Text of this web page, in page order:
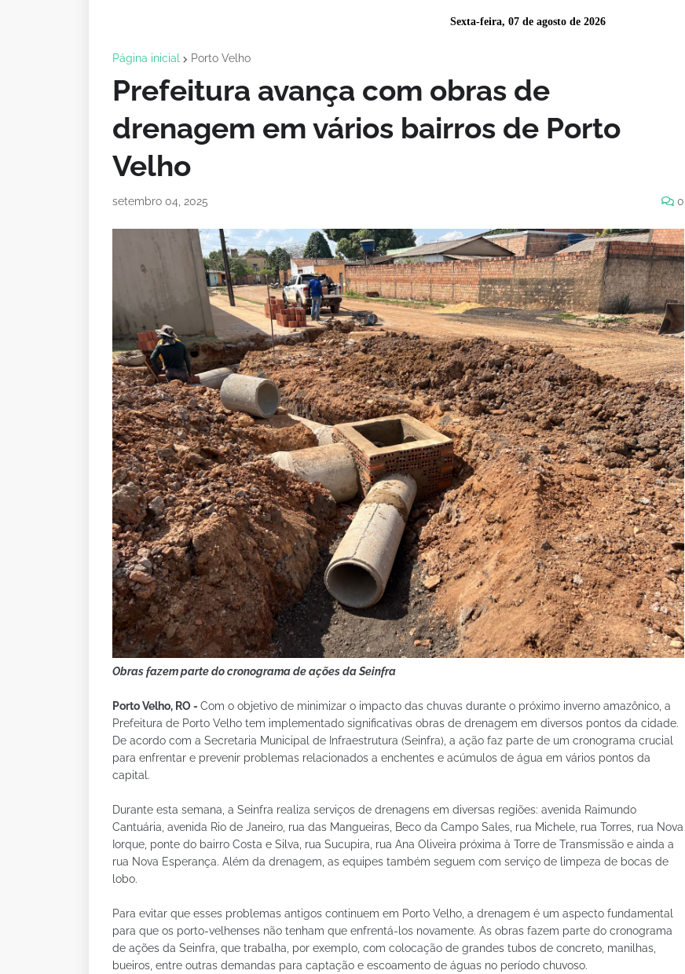
Sexta-feira, 07 de agosto de 2026
Página inicial Porto Velho
Prefeitura avança com obras de
drenagem em vários bairros de Porto
Velho
setembro 04, 2025 0
Obras fazem parte do cronograma de ações da Seinfra
Porto Velho, RO - Com o objetivo de minimizar o impacto das chuvas durante o próximo inverno amazônico, a
Prefeitura de Porto Velho tem implementado significativas obras de drenagem em diversos pontos da cidade.
De acordo com a Secretaria Municipal de Infraestrutura (Seinfra), a ação faz parte de um cronograma crucial
para enfrentar e prevenir problemas relacionados a enchentes e acúmulos de água em vários pontos da
capital.
Durante esta semana, a Seinfra realiza serviços de drenagens em diversas regiões: avenida Raimundo
Cantuária, avenida Rio de Janeiro, rua das Mangueiras, Beco da Campo Sales, rua Michele, rua Torres, rua Nova
Iorque, ponte do bairro Costa e Silva, rua Sucupira, rua Ana Oliveira próxima à Torre de Transmissão e ainda a
rua Nova Esperança. Além da drenagem, as equipes também seguem com serviço de limpeza de bocas de
lobo.
Para evitar que esses problemas antigos continuem em Porto Velho, a drenagem é um aspecto fundamental
para que os porto-velhenses não tenham que enfrentá-los novamente. As obras fazem parte do cronograma
de ações da Seinfra, que trabalha, por exemplo, com colocação de grandes tubos de concreto, manilhas,
bueiros, entre outras demandas para captação e escoamento de águas no período chuvoso.